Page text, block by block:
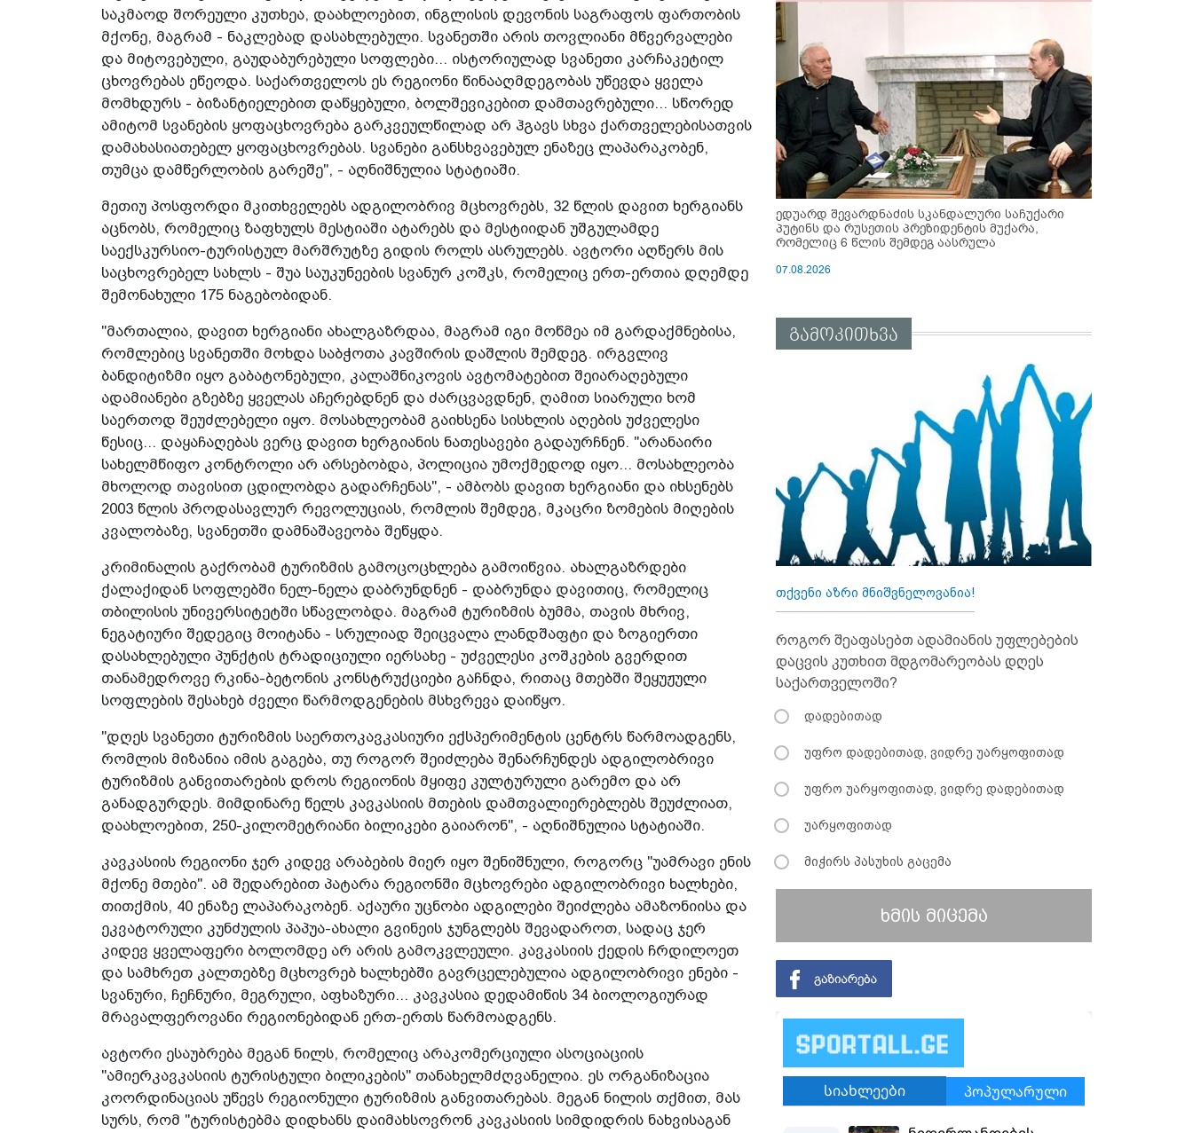
საკმაოდ შორეული კუთხეა, დაახლოებით, ინგლისის დევონის საგრაფოს ფართობის
მქონე, მაგრამ - ნაკლებად დასახლებული. სვანეთში არის თოვლიანი მწვერვალები
და მიტოვებული, გაუდაბურებული სოფლები... ისტორიულად სვანეთი კარჩაკეტილ
ცხოვრებას ეწეოდა. საქართველოს ეს რეგიონი წინააღმდეგობას უწევდა ყველა
მომხდურს - ბიზანტიელებით დაწყებული, ბოლშევიკებით დამთავრებული... სწორედ
ამიტომ სვანების ყოფაცხოვრება გარკვეულწილად არ ჰგავს სხვა ქართველებისათვის
დამახასიათებელ ყოფაცხოვრებას. სვანები განსხვავებულ ენაზეც ლაპარაკობენ,
თუმცა დამწერლობის გარეშე", - აღნიშნულია სტატიაში.
მეთიუ პოსფორდი მკითხველებს ადგილობრივ მცხოვრებს, 32 წლის დავით ხერგიანს
აცნობს, რომელიც ზაფხულს მესტიაში ატარებს და მესტიიდან უშგულამდე
საექსკურსიო-ტურისტულ მარშრუტზე გიდის როლს ასრულებს. ავტორი აღწერს მის
საცხოვრებელ სახლს - შუა საუკუნეების სვანურ კოშკს, რომელიც ერთ-ერთია დღემდე
შემონახული 175 ნაგებობიდან.
"მართალია, დავით ხერგიანი ახალგაზრდაა, მაგრამ იგი მოწმეა იმ გარდაქმნებისა,
რომლებიც სვანეთში მოხდა საბჭოთა კავშირის დაშლის შემდეგ. ირგვლივ
ბანდიტიზმი იყო გაბატონებული, კალაშნიკოვის ავტომატებით შეიარაღებული
ადამიანები გზებზე ყველას აჩერებდნენ და ძარცვავდნენ, ღამით სიარული ხომ
საერთოდ შეუძლებელი იყო. მოსახლეობამ გაიხსენა სისხლის აღების უძველესი
წესიც... დაყაჩაღებას ვერც დავით ხერგიანის ნათესავები გადაურჩნენ. "არანაირი
სახელმწიფო კონტროლი არ არსებობდა, პოლიცია უმოქმედოდ იყო... მოსახლეობა
მხოლოდ თავისით ცდილობდა გადარჩენას", - ამბობს დავით ხერგიანი და იხსენებს
2003 წლის პროდასავლურ რევოლუციას, რომლის შემდეგ, მკაცრი ზომების მიღების
კვალობაზე, სვანეთში დამნაშავეობა შეწყდა.
კრიმინალის გაქრობამ ტურიზმის გამოცოცხლება გამოიწვია. ახალგაზრდები
ქალაქიდან სოფლებში ნელ-ნელა დაბრუნდნენ - დაბრუნდა დავითიც, რომელიც
თბილისის უნივერსიტეტში სწავლობდა. მაგრამ ტურიზმის ბუმმა, თავის მხრივ,
ნეგატიური შედეგიც მოიტანა - სრულიად შეიცვალა ლანდშაფტი და ზოგიერთი
დასახლებული პუნქტის ტრადიციული იერსახე - უძველესი კოშკების გვერდით
თანამედროვე რკინა-ბეტონის კონსტრუქციები გაჩნდა, რითაც მთებში შეყუჟული
სოფლების შესახებ ძველი წარმოდგენების მსხვრევა დაიწყო.
"დღეს სვანეთი ტურიზმის საერთოკავკასიური ექსპერიმენტის ცენტრს წარმოადგენს,
რომლის მიზანია იმის გაგება, თუ როგორ შეიძლება შენარჩუნდეს ადგილობრივი
ტურიზმის განვითარების დროს რეგიონის მყიფე კულტურული გარემო და არ
განადგურდეს. მიმდინარე წელს კავკასიის მთების დამთვალიერებლებს შეუძლიათ,
დაახლოებით, 250-კილომეტრიანი ბილიკები გაიარონ", - აღნიშნულია სტატიაში.
კავკასიის რეგიონი ჯერ კიდევ არაბების მიერ იყო შენიშნული, როგორც "უამრავი ენის
მქონე მთები". ამ შედარებით პატარა რეგიონში მცხოვრები ადგილობრივი ხალხები,
თითქმის, 40 ენაზე ლაპარაკობენ. აქაური უცნობი ადგილები შეიძლება ამაზონიისა და
ეკვატორული კუნძულის პაპუა-ახალი გვინეის ჯუნგლებს შევადაროთ, სადაც ჯერ
კიდევ ყველაფერი ბოლომდე არ არის გამოკვლეული. კავკასიის ქედის ჩრდილოეთ
და სამხრეთ კალთებზე მცხოვრებ ხალხებში გავრცელებულია ადგილობრივი ენები -
სვანური, ჩეჩნური, მეგრული, აფხაზური... კავკასია დედამიწის 34 ბიოლოგიურად
მრავალფეროვანი რეგიონებიდან ერთ-ერთს წარმოადგენს.
ავტორი ესაუბრება მეგან ნილს, რომელიც არაკომერციული ასოციაციის
"ამიერკავკასიის ტურისტული ბილიკების" თანახელმძღვანელია. ეს ორგანიზაცია
კოორდინაციას უწევს რეგიონული ტურიზმის განვითარებას. მეგან ნილის თქმით, მას
სურს, რომ "ტურისტებმა დიდხანს დაიმახსოვრონ კავკასიის სიმდიდრის ნახვისაგან
ედუარდ შევარდნაძის სკანდალური საჩუქარი
პუტინს და რუსეთის პრეზიდენტის მუქარა,
რომელიც 6 წლის შემდეგ აასრულა
07.08.2026
გამოკითხვა
თქვენი აზრი მნიშვნელოვანია!
როგორ შეაფასებთ ადამიანის უფლებების
დაცვის კუთხით მდგომარეობას დღეს
საქართველოში?
დადებითად
უფრო დადებითად, ვიდრე უარყოფითად
უფრო უარყოფითად, ვიდრე დადებითად
უარყოფითად
მიჭირს პასუხის გაცემა
ხმის მიცემა